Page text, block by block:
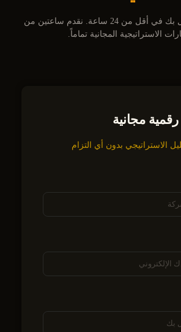
املأ النموذج وسنتصل بك في أقل من 24 ساعة. نقدم ساعتين من
الاستراتيجية المجانية تماماً.
مجانية
الاستراتيجي بدون أي التزام